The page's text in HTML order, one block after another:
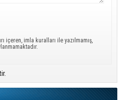
içeren, imla kuralları ile yazılmamış,